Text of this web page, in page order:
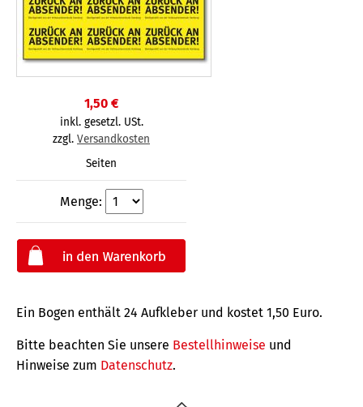
1,50 €
inkl. gesetzl. USt.
zzgl. Versandkosten
Seiten
Menge:
Ein Bogen enthält 24 Aufkleber und kostet 1,50 Euro.
Bitte beachten Sie unsere Bestellhinweise und
Hinweise zum Datenschutz.